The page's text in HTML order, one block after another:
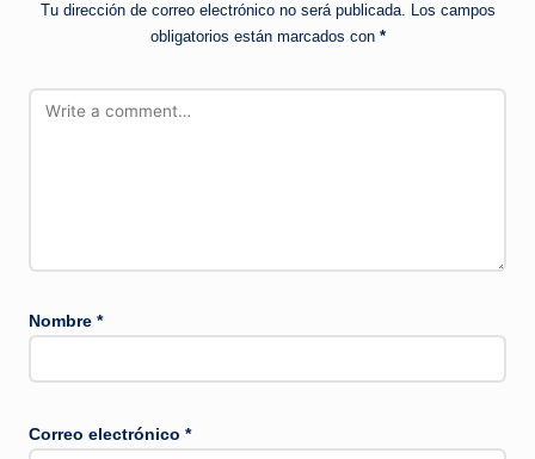
Tu dirección de correo electrónico no será publicada. Los campos
obligatorios están marcados con *
Nombre *
Correo electrónico *